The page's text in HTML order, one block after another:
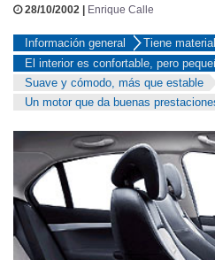
28/10/2002 | Enrique Calle
Información general
Tiene
El interior es confortable, pero
Suave y cómodo, más que estable
Un motor que da buenas